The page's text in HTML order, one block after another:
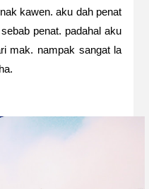
kawen. aku dah penat
penat. padahal aku
mak. nampak sangat la